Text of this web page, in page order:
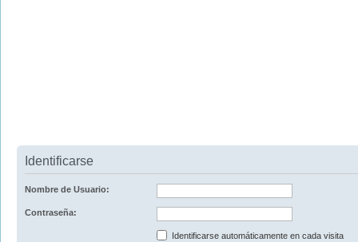
Identificarse
Nombre de Usuario:
Contraseña:
Identificarse automáticamente en cada visita